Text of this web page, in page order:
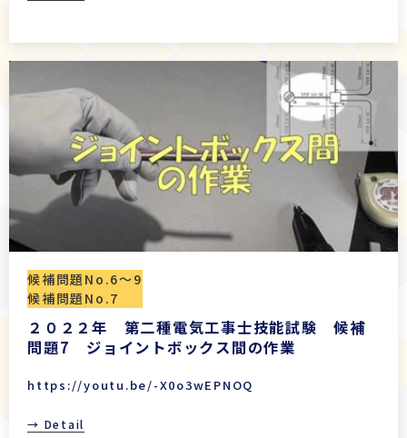
候補問題No.6〜9
候補問題No.7
２０２２年 第二種電気工事士技能試験 候補
問題7 ジョイントボックス間の作業
https://youtu.be/-X0o3wEPNOQ
→ Detail